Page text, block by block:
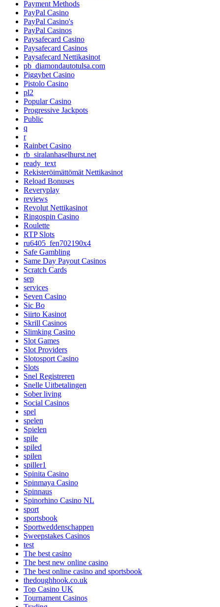
Payment Methods
PayPal Casino
PayPal Casino's
PayPal Casinos
Paysafecard Casino
Paysafecard Casinos
Paysafecard Nettikasinot
pb_diamondautotulsa.com
Piggybet Casino
Pistolo Casino
pl2
Popular Casino
Progressive Jackpots
Public
q
r
Rainbet Casino
rb_siralanhaselhurst.net
ready_text
Rekisteröimättömät Nettikasinot
Reload Bonuses
Reveryplay
reviews
Revolut Nettikasinot
Ringospin Casino
Roulette
RTP Slots
ru6405_fen702190x4
Safe Gambling
Same Day Payout Casinos
Scratch Cards
sep
services
Seven Casino
Sic Bo
Siirto Kasinot
Skrill Casinos
Slimking Casino
Slot Games
Slot Providers
Slotosport Casino
Slots
Snel Registreren
Snelle Uitbetalingen
Sober living
Social Casinos
spel
spelen
Spielen
spile
spiled
spilen
spiller1
Spinita Casino
Spinmaya Casino
Spinnaus
Spinorhino Casino NL
sport
sportsbook
Sportweddenschappen
Sweepstakes Casinos
test
The best casino
The best new online casino
The best online casino and sportsbook
thedoughhook.co.uk
Top Casino UK
Tournament Casinos